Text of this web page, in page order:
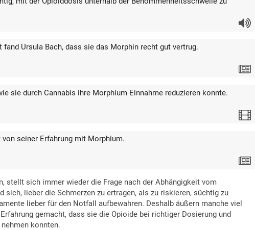
fand Ursula Bach, dass sie das Morphin recht gut vertrug.
sie durch Cannabis ihre Morphium Einnahme reduzieren konnte.
seiner Erfahrung mit Morphium.
stellt sich immer wieder die Frage nach der Abhängigkeit vom
sich, lieber die Schmerzen zu ertragen, als zu riskieren, süchtig zu
lieber für den Notfall aufbewahren. Deshalb äußern manche viel
gemacht, dass sie die Opioide bei richtiger Dosierung und
konnten.